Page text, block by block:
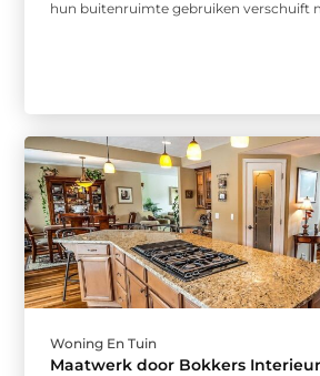
hun buitenruimte gebruiken verschuift
Woning En Tuin
Maatwerk door Bokkers